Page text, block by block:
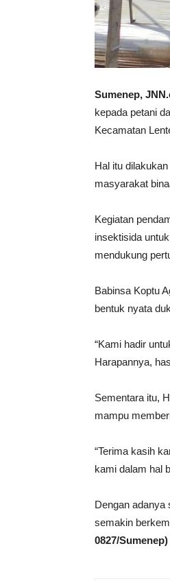
Sumenep,
kepada petani
Kecamatan
Hal itu
masyarakat
Kegiatan
insektisida
mendukung
Babinsa Koptu
bentuk nyata
“Kami hadir
Harapannya,
Sementara itu,
mampu
“Terima kasih
kami dalam hal
Dengan adanya
semakin
0827/Sumenep)